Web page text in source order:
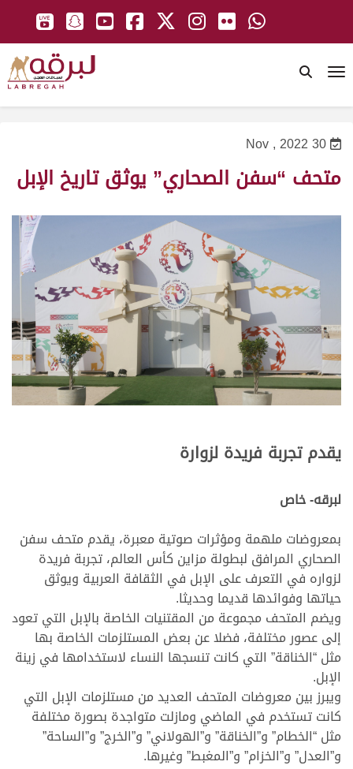
30 Nov , 2022
متحف “سفن الصحاري” يوثق تاريخ الإبل
يقدم تجربة فريدة لزوارة
لبرقه- خاص
بمعروضات ملهمة ومؤثرات صوتية معبرة، يقدم متحف سفن
الصحاري المرافق لبطولة مزاين كأس العالم، تجربة فريدة
لزواره في التعرف على الإبل في الثقافة العربية ويوثق
حياتها وفوائدها قديما وحديثا.
ويضم المتحف مجموعة من المقتنيات الخاصة بالإبل التي تعود
إلى عصور مختلفة، فضلا عن بعض المستلزمات الخاصة بها
مثل “الخناقة” التي كانت تنسجها النساء لاستخدامها في زينة
الإبل.
ويبرز بين معروضات المتحف العديد من مستلزمات الإبل التي
كانت تستخدم في الماضي ومازلت متواجدة بصورة مختلفة
مثل “الخطام” و”الخناقة” و”الهولاني” و”الخرج” و”الساحة”
و”العدل” و”الخزام” و”المغبط” وغيرها.